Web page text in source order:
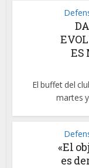
ES
El buffet del
martes
«El
es